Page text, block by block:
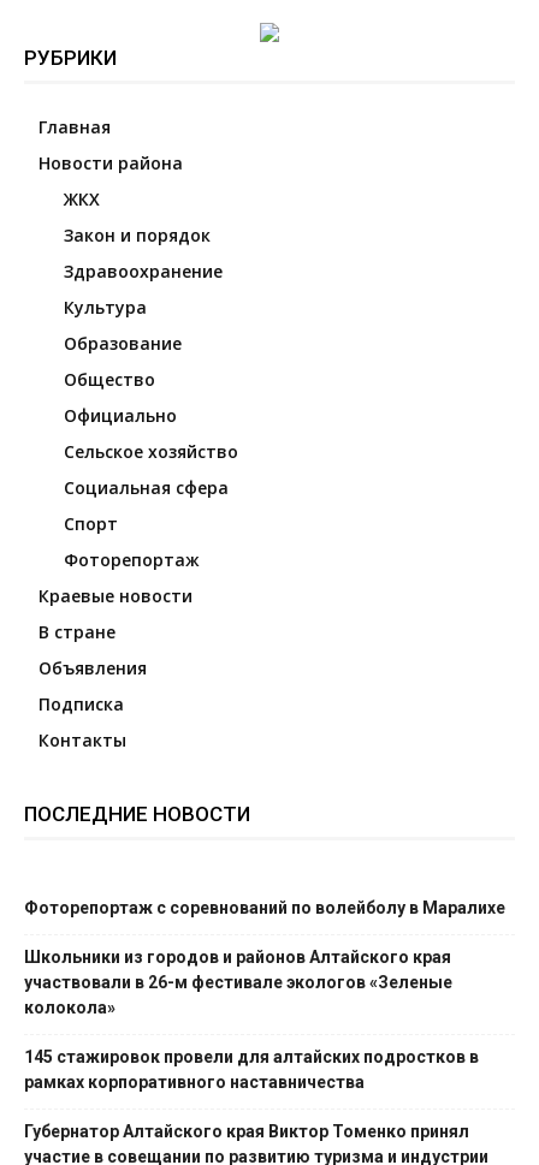
РУБРИКИ
Главная
Новости района
ЖКХ
Закон и порядок
Здравоохранение
Культура
Образование
Общество
Официально
Сельское хозяйство
Социальная сфера
Спорт
Фоторепортаж
Краевые новости
В стране
Объявления
Подписка
Контакты
ПОСЛЕДНИЕ НОВОСТИ
Фоторепортаж с соревнований по волейболу в Маралихе
Школьники из городов и районов Алтайского края
участвовали в 26-м фестивале экологов «Зеленые
колокола»
145 стажировок провели для алтайских подростков в
рамках корпоративного наставничества
Губернатор Алтайского края Виктор Томенко принял
участие в совещании по развитию туризма и индустрии